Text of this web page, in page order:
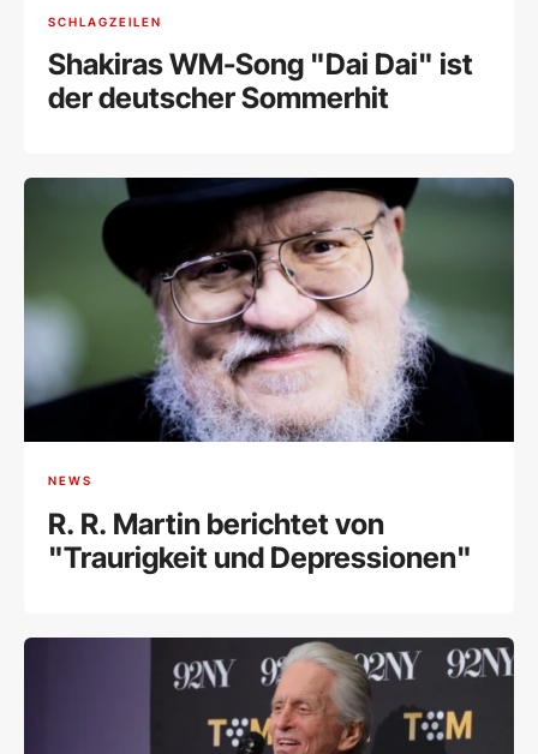
SCHLAGZEILEN
Shakiras WM-Song "Dai Dai" ist
der deutscher Sommerhit
NEWS
R. R. Martin berichtet von
"Traurigkeit und Depressionen"